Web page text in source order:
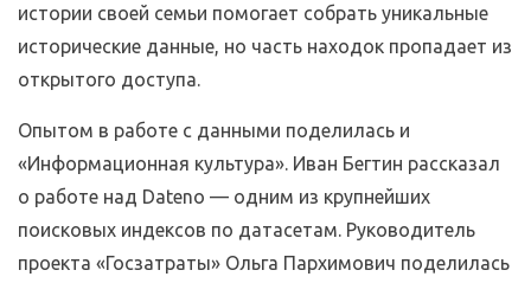
истории своей семьи помогает собрать уникальные
исторические данные, но часть находок пропадает из
открытого доступа.
Опытом в работе с данными поделилась и
«Информационная культура». Иван Бегтин рассказал
о работе над Dateno — одним из крупнейших
поисковых индексов по датасетам. Руководитель
проекта «Госзатраты» Ольга Пархимович поделилась